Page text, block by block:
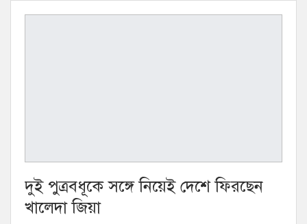
দুই পুত্রবধূকে সঙ্গে নিয়েই দেশে ফিরছেন
খালেদা জিয়া